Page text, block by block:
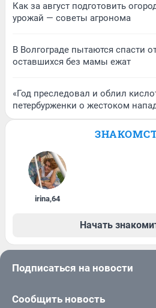
Как за август подготовить
урожай — советы агронома
В Волгограде пытаются спасти
оставшихся без мамы ежат
«Год преследовал и облил
петербурженки о жестоком
irina,64
Начать
Подписаться на новости
Сообщить новость